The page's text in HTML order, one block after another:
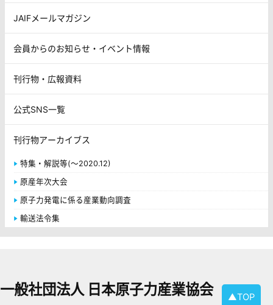
JAIFメールマガジン
会員からのお知らせ・イベント情報
刊行物・広報資料
公式SNS一覧
刊行物アーカイブス
特集・解説等(～2020.12)
原産年次大会
原子力発電に係る産業動向調査
輸送法令集
▲TOP
一般社団法人 日本原子力産業協会